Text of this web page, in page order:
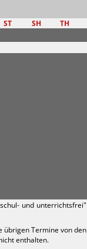
ST SH
TH
und unterrichtsfrei"
übrigen Termine von den
enthalten.